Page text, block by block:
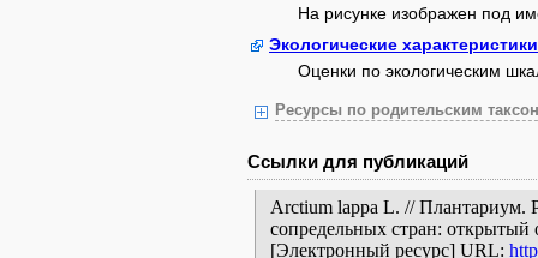
На рисунке изображен под
Экологические характеристики
Оценки по экологическим
Ресурсы по родительским
Ссылки для публикаций
Arctium lappa L. // Плантариум.
сопредельных стран: открытый
[Электронный ресурс] URL: